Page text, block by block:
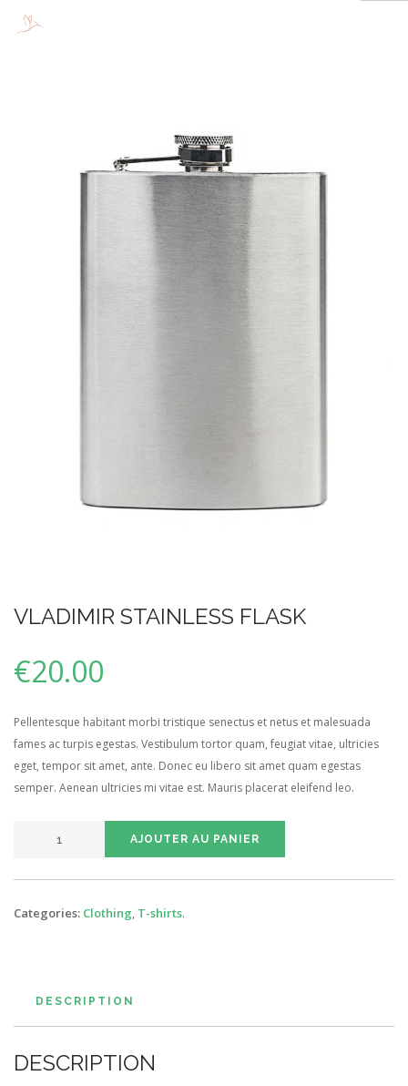
VLADIMIR STAINLESS FLASK
€20.00
Pellentesque habitant morbi tristique senectus et netus et malesuada
fames ac turpis egestas. Vestibulum tortor quam, feugiat vitae, ultricies
eget, tempor sit amet, ante. Donec eu libero sit amet quam egestas
semper. Aenean ultricies mi vitae est. Mauris placerat eleifend leo.
FLASK
AJOUTER AU PANIER
Categories: Clothing, T-shirts.
DESCRIPTION
DESCRIPTION